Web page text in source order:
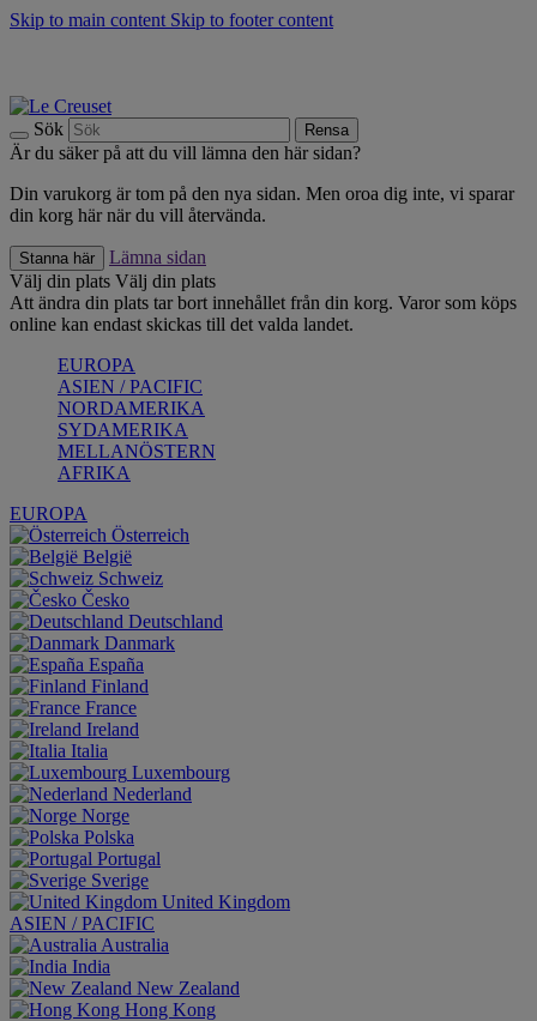
Skip to main content Skip to footer content
Sök Rensa
Är du säker på att du vill lämna den här sidan?
Din varukorg är tom på den nya sidan. Men oroa dig inte, vi sparar
din korg här när du vill återvända.
Stanna här
Lämna sidan
Välj din plats Välj din plats
Att ändra din plats tar bort innehållet från din korg. Varor som köps
online kan endast skickas till det valda landet.
EUROPA
ASIEN / PACIFIC
NORDAMERIKA
SYDAMERIKA
MELLANÖSTERN
AFRIKA
EUROPA
Österreich
België
Schweiz
Česko
Deutschland
Danmark
España
Finland
France
Ireland
Italia
Luxembourg
Nederland
Norge
Polska
Portugal
Sverige
United Kingdom
ASIEN / PACIFIC
Australia
India
New Zealand
Hong Kong